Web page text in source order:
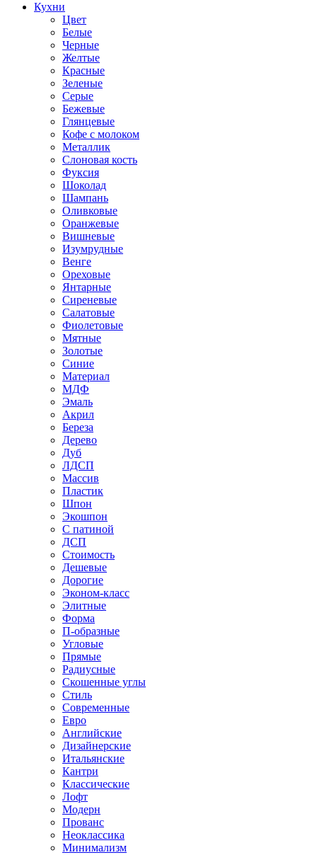
Кухни
Цвет
Белые
Черные
Желтые
Красные
Зеленые
Серые
Бежевые
Глянцевые
Кофе с молоком
Металлик
Слоновая кость
Фуксия
Шоколад
Шампань
Оливковые
Оранжевые
Вишневые
Изумрудные
Венге
Ореховые
Янтарные
Сиреневые
Салатовые
Фиолетовые
Мятные
Золотые
Синие
Материал
МДФ
Эмаль
Акрил
Береза
Дерево
Дуб
ЛДСП
Массив
Пластик
Шпон
Экошпон
С патиной
ДСП
Стоимость
Дешевые
Дорогие
Эконом-класс
Элитные
Форма
П-образные
Угловые
Прямые
Радиусные
Скошенные углы
Стиль
Современные
Евро
Английские
Дизайнерские
Итальянские
Кантри
Классические
Лофт
Модерн
Прованс
Неоклассика
Минимализм